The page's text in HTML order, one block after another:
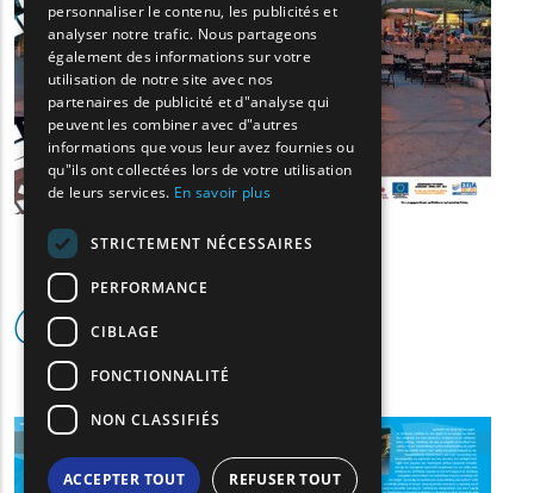
Cartes
(image)
FRENCH
BULGARIAN
GERMAN
ROMANIAN
TURKISH
personnaliser le contenu, les publicités et
analyser notre trafic. Nous partageons
également des informations sur votre
utilisation de notre site avec nos
partenaires de publicité et d"analyse qui
peuvent les combiner avec d"autres
informations que vous leur avez fournies ou
qu"ils ont collectées lors de votre utilisation
de leurs services. En savoir plus
STRICTEMENT NÉCESSAIRES
PERFORMANCE
CIBLAGE
FONCTIONNALITÉ
NON CLASSIFIÉS
ACCEPTER TOUT REFUSER TOUT